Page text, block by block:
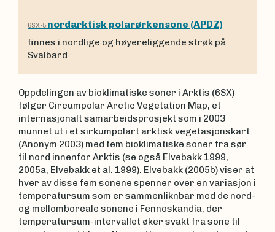
6SX-5 nordarktisk polarørkensone (APDZ)
finnes i nordlige og høyereliggende strøk på
Svalbard
Oppdelingen av bioklimatiske soner i Arktis (6SX)
følger Circumpolar Arctic Vegetation Map, et
internasjonalt samarbeidsprosjekt som i 2003
munnet ut i et sirkumpolart arktisk vegetasjonskart
(Anonym 2003) med fem bioklimatiske soner fra sør
til nord innenfor Arktis (se også Elvebakk 1999,
2005a, Elvebakk et al. 1999). Elvebakk (2005b) viser at
hver av disse fem sonene spenner over en variasjon i
temperatursum som er sammenliknbar med de nord-
og mellomboreale sonene i Fennoskandia, der
temperatursum-intervallet øker svakt fra sone til